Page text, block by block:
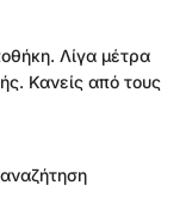
Λίγα μέτρα
Κανείς από τους